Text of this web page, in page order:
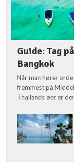
Guide: Tag
Bangkok
Når man hører
fremmest på
Thailands øer er